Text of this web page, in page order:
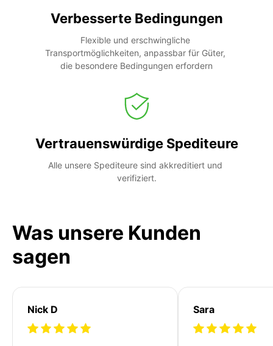
Verbesserte Bedingungen
Flexible und erschwingliche
Transportmöglichkeiten, anpassbar für Güter,
die besondere Bedingungen erfordern
Vertrauenswürdige Spediteure
Alle unsere Spediteure sind akkreditiert und
verifiziert.
Was unsere Kunden
sagen
Nick D Sara